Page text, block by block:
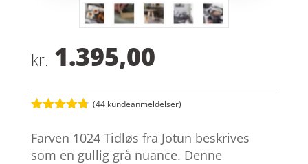
kr. 1.395,00
ud af 5
baseret på
(44 kundeanmeldelser)
Farven 1024 Tidløs fra Jotun beskrives
som en gullig grå nuance. Denne